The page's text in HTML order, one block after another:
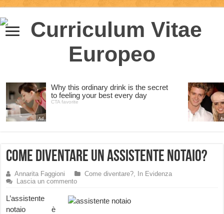
Come diventare un Assistente Notaio?
Annarita Faggioni Come diventare?,
In Evidenza
Lascia un commento
L’assistente
notaio è